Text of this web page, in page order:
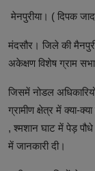
मेनपुरीया। ( दिपक
मंदसौर। जिले की
अकेक्षण विशेष ग्राम
जिसमें नोडल
ग्रामीण क्षेत्र में क्या-
, श्मशान घाट में पेड़
में जानकारी दी।